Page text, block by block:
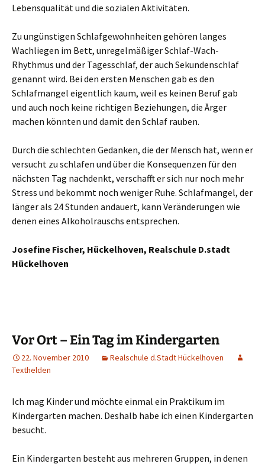
Lebensqualität und die sozialen Aktivitäten.
Zu ungünstigen Schlafgewohnheiten gehören langes
Wachliegen im Bett, unregelmäßiger Schlaf-Wach-
Rhythmus und der Tagesschlaf, der auch Sekundenschlaf
genannt wird. Bei den ersten Menschen gab es den
Schlafmangel eigentlich kaum, weil es keinen Beruf gab
und auch noch keine richtigen Beziehungen, die Ärger
machen könnten und damit den Schlaf rauben.
Durch die schlechten Gedanken, die der Mensch hat, wenn er
versucht zu schlafen und über die Konsequenzen für den
nächsten Tag nachdenkt, verschafft er sich nur noch mehr
Stress und bekommt noch weniger Ruhe. Schlafmangel, der
länger als 24 Stunden andauert, kann Veränderungen wie
denen eines Alkoholrauschs entsprechen.
Josefine Fischer, Hückelhoven, Realschule D.stadt
Hückelhoven
Vor Ort – Ein Tag im Kindergarten
22. November 2010
Realschule d.Stadt Hückelhoven
Texthelden
Ich mag Kinder und möchte einmal ein Praktikum im
Kindergarten machen. Deshalb habe ich einen Kindergarten
besucht.
Ein Kindergarten besteht aus mehreren Gruppen, in denen